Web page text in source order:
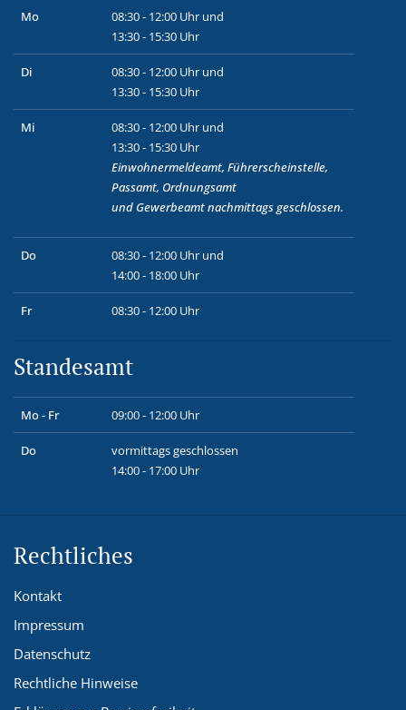
Mo
08:30 - 12:00 Uhr und
13:30 - 15:30 Uhr
Di
08:30 - 12:00 Uhr und
13:30 - 15:30 Uhr
Mi
08:30 - 12:00 Uhr und
13:30 - 15:30 Uhr
Einwohnermeldeamt, Führerscheinstelle,
Passamt, Ordnungsamt
und Gewerbeamtnachmittags geschlossen.
Do
08:30 - 12:00 Uhr und
14:00 - 18:00 Uhr
Fr 08:30 - 12:00 Uhr
Standesamt
Mo - Fr 09:00 - 12:00 Uhr
Do
vormittags geschlossen
14:00 - 17:00 Uhr
Rechtliches
Kontakt
Impressum
Datenschutz
Rechtliche Hinweise